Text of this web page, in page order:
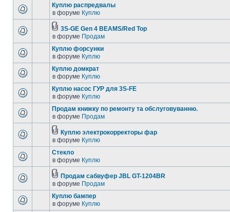
Куплю распредвалы
в форуме Куплю
3S-GE Gen 4 BEAMS/Red Top
в форуме Продам
Куплю форсунки
в форуме Куплю
Куплю домкрат
в форуме Куплю
Куплю насос ГУР для 3S-FE
в форуме Куплю
Продам книжку по ремонту та обслуговуванню.
в форуме Продам
Куплю электрокорректоры фар
в форуме Куплю
Стекло
в форуме Куплю
Продам сабвуфер JBL GT-1204BR
в форуме Продам
Куплю бампер
в форуме Куплю